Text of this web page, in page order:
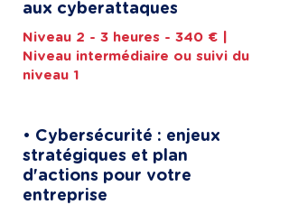
aux cyberattaques
Niveau 2 - 3 heures - 340 € |
Niveau intermédiaire ou suivi du
niveau 1
• Cybersécurité : enjeux
stratégiques et plan
d'actions pour votre
entreprise